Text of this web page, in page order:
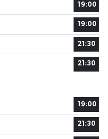
19:00
19:00
21:30
21:30
19:00
21:30